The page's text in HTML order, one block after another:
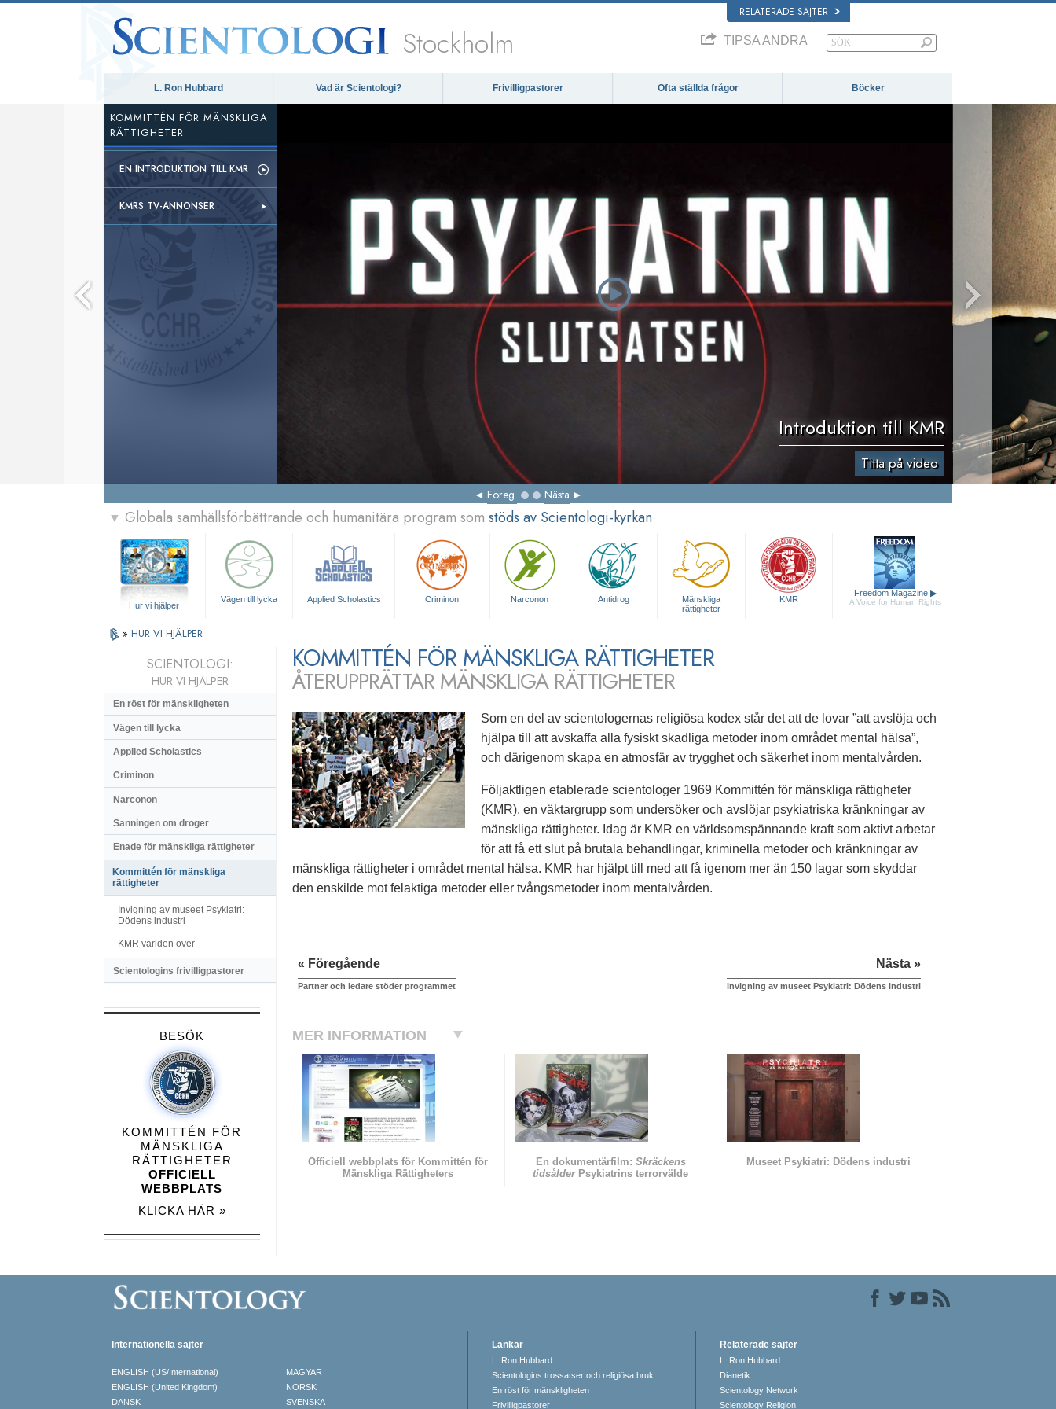
RELATERADE SAJTER
Stockholm TIPSA ANDRA
L. Ron Hubbard Vad är Scientologi? Frivilligpastorer Ofta ställda frågor Böcker
KOMMITTÉN FÖR MÄNSKLIGA
RÄTTIGHETER
EN INTRODUKTION TILL KMR
KMRS TV-ANNONSER
Introduktion till KMR
Titta på video
Föreg. Nästa
▼ Globala samhällsförbättrande och humanitära program som stöds av Scientologi-kyrkan
Hur vi hjälper
Vägen till lycka Applied Scholastics Criminon Narconon Antidrog
Mänskliga
rättigheter
KMR
Freedom Magazine ▶
A Voice for Human Rights
» HUR VI HJÄLPER
KOMMITTÉN FÖR MÄNSKLIGA RÄTTIGHETER
ÅTERUPPRÄTTAR MÄNSKLIGA RÄTTIGHETER
Som en del av scientologernas religiösa kodex står det att de lovar ”att avslöja och
hjälpa till att avskaffa alla fysiskt skadliga metoder inom området mental hälsa”,
och därigenom skapa en atmosfär av trygghet och säkerhet inom mentalvården.
Följaktligen etablerade scientologer 1969 Kommittén för mänskliga rättigheter
(KMR), en väktargrupp som undersöker och avslöjar psykiatriska kränkningar av
mänskliga rättigheter. Idag är KMR en världsomspännande kraft som aktivt arbetar
för att få ett slut på brutala behandlingar, kriminella metoder och kränkningar av
mänskliga rättigheter i området mental hälsa. KMR har hjälpt till med att få igenom mer än 150 lagar som skyddar
den enskilde mot felaktiga metoder eller tvångsmetoder inom mentalvården.
« Föregående
Partner och ledare stöder programmet
Nästa »
Invigning av museet Psykiatri: Dödens industri
MER INFORMATION
Officiell webbplats för Kommittén för
Mänskliga Rättigheters
En dokumentärfilm: Skräckens
tidsålderPsykiatrins terrorvälde
Museet Psykiatri: Dödens industri
SCIENTOLOGI:
HUR VI HJÄLPER
En röst för mänskligheten
Vägen till lycka
Applied Scholastics
Criminon
Narconon
Sanningen om droger
Enade för mänskliga rättigheter
Kommittén för mänskliga
rättigheter
Invigning av museet Psykiatri:
Dödens industri
KMR världen över
Scientologins frivilligpastorer
BESÖK
KOMMITTÉN FÖR
MÄNSKLIGA
RÄTTIGHETER
OFFICIELL
WEBBPLATS
KLICKA HÄR »
Internationella sajter
ENGLISH (US/International)
ENGLISH (United Kingdom)
DANSK
MAGYAR
NORSK
SVENSKA
Länkar
L. Ron Hubbard
Scientologins trossatser och religiösa bruk
En röst för mänskligheten
Frivilligpastorer
Relaterade sajter
L. Ron Hubbard
Dianetik
Scientology Network
Scientology Religion